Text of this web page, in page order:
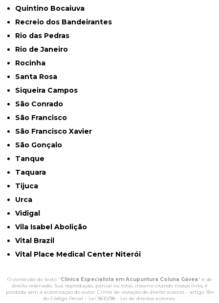
Quintino Bocaiuva
Recreio dos Bandeirantes
Rio das Pedras
Rio de Janeiro
Rocinha
Santa Rosa
Siqueira Campos
São Conrado
São Francisco
São Francisco Xavier
São Gonçalo
Tanque
Taquara
Tijuca
Urca
Vidigal
Vila Isabel Abolição
Vital Brazil
Vital Place Medical Center Niterói
O conteúdo do texto "Clínica Especialista em Acupuntura Coluna Gávea" é de
direito reservado. Sua reprodução, parcial ou total, mesmo citando nossos links, é
proibida sem a autorização do autor. Crime de violação de direito autoral – artigo 184
do Código Penal – Lei 9610/98 - Lei de direitos autorais.